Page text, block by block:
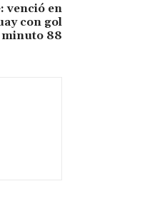
venció en
con gol
minuto 88